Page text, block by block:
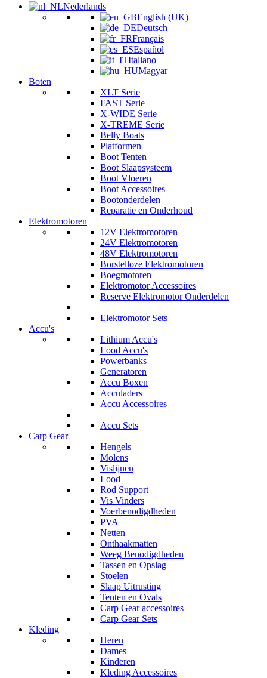
Nederlands
English (UK)
Deutsch
Français
Español
Italiano
Magyar
Boten
XLT Serie
FAST Serie
X-WIDE Serie
X-TREME Serie
Belly Boats
Platformen
Boot Tenten
Boot Slaapsysteem
Boot Vloeren
Boot Accessoires
Bootonderdelen
Reparatie en Onderhoud
Elektromotoren
12V Elektromotoren
24V Elektromotoren
48V Elektromotoren
Borstelloze Elektromotoren
Boegmotoren
Elektromotor Accessoires
Reserve Elektromotor Onderdelen
Elektromotor Sets
Accu's
Lithium Accu's
Lood Accu's
Powerbanks
Generatoren
Accu Boxen
Acculaders
Accu Accessoires
Accu Sets
Carp Gear
Hengels
Molens
Vislijnen
Lood
Rod Support
Vis Vinders
Voerbenodigdheden
PVA
Netten
Onthaakmatten
Weeg Benodigdheden
Tassen en Opslag
Stoelen
Slaap Uitrusting
Tenten en Ovals
Carp Gear accessoires
Carp Gear Sets
Kleding
Heren
Dames
Kinderen
Kleding Accessoires